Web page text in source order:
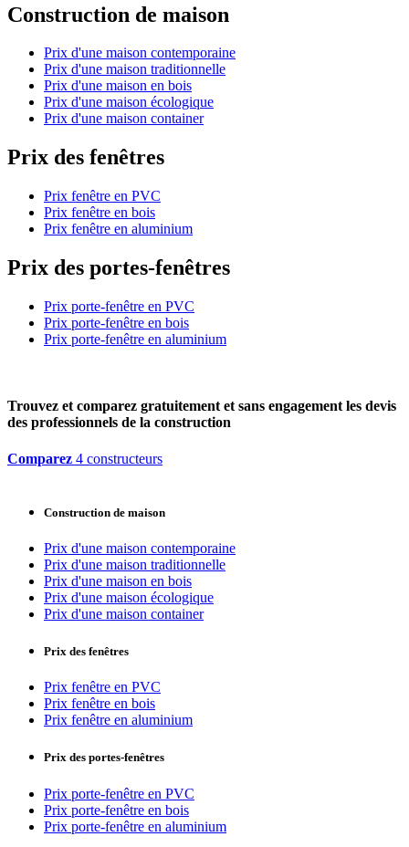
Construction de maison
Prix d'une maison contemporaine
Prix d'une maison traditionnelle
Prix d'une maison en bois
Prix d'une maison écologique
Prix d'une maison container
Prix des fenêtres
Prix fenêtre en PVC
Prix fenêtre en bois
Prix fenêtre en aluminium
Prix des portes-fenêtres
Prix porte-fenêtre en PVC
Prix porte-fenêtre en bois
Prix porte-fenêtre en aluminium
Trouvez et comparez gratuitement et sans engagement les devis
des professionnels de la construction
Comparez 4 constructeurs
Construction de maison
Prix d'une maison contemporaine
Prix d'une maison traditionnelle
Prix d'une maison en bois
Prix d'une maison écologique
Prix d'une maison container
Prix des fenêtres
Prix fenêtre en PVC
Prix fenêtre en bois
Prix fenêtre en aluminium
Prix des portes-fenêtres
Prix porte-fenêtre en PVC
Prix porte-fenêtre en bois
Prix porte-fenêtre en aluminium